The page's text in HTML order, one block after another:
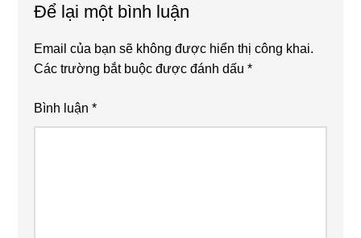
Để lại một bình luận
Email của bạn sẽ không được hiển thị công khai.
Các trường bắt buộc được đánh dấu*
Bình luận*